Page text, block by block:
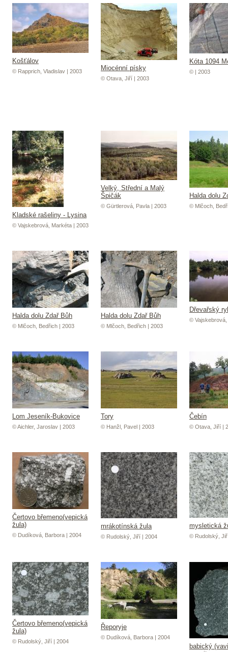
Košťálov
© Rapprich, Vladislav | 2003 Miocénní písky
© Otava, Jiří | 2003
Kóta 1094
© | 2003
Kladské rašeliny - Lysina
© Vajskebrová, Markéta | 2003
Velký, Střední a Malý
Špičák
© Gürtlerová, Pavla | 2003
Halda dolu
© Mlčoch,
Halda dolu Zdař Bůh
© Mlčoch, Bedřich | 2003
Halda dolu Zdař Bůh
© Mlčoch, Bedřich | 2003
Dřevařský
©
Lom Jeseník-Bukovice
© Aichler, Jaroslav | 2003
Tory
© Hanžl, Pavel | 2003
Čebín
© Otava, Jiří |
Čertovo břemeno(vepická
žula)
© Dudíková, Barbora | 2004
mrákotínská žula
© Rudolský, Jiří | 2004
mysletická
© Rudolský,
Čertovo břemeno(vepická
žula)
© Rudolský, Jiří | 2004
Řeporyje
© Dudíková, Barbora | 2004
babický